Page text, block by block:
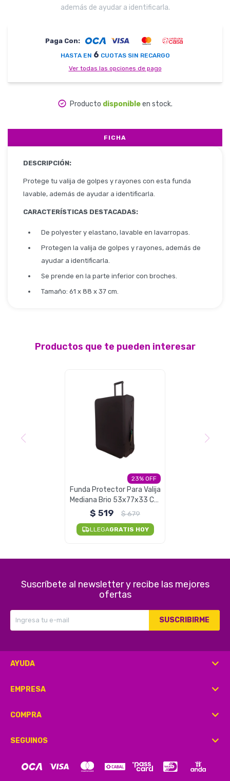
además de ayudar a identificarla.
Paga Con:
HASTA EN 6 CUOTAS SIN RECARGO
Ver todas las opciones de pago
Producto disponibleen stock.
FICHA
DESCRIPCIÓN:
Protege tu valija de golpes y rayones con esta funda
lavable, además de ayudar a identificarla.
CARACTERÍSTICAS DESTACADAS:
De polyester y elastano, lavable en lavarropas.
Protegen la valija de golpes y rayones, además de
ayudar a identificarla.
Se prende en la parte inferior con broches.
Tamaño: 61 x 88 x 37 cm.
Productos que te pueden interesar
23
Funda Protector Para Valija
Mediana Brio 53x77x33 Cm
- Negro
$ 519 $679
LLEGAGRATIS HOY
Suscríbete al newsletter y recibe las mejores
ofertas
SUSCRIBIRME
AYUDA
EMPRESA
COMPRA
SEGUINOS
Bebés y Niños
Ropa y Accesorios